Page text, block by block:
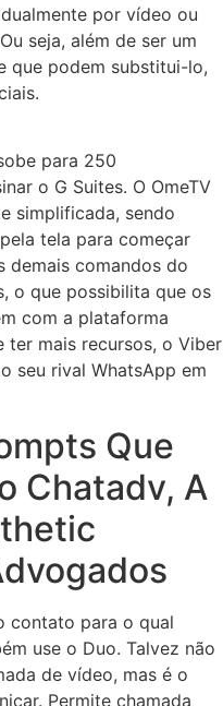
por vídeo ou
seja, além de ser um
que podem substitui-lo,
para 250
o G Suites. O OmeTV
simplificada, sendo
tela para começar
demais comandos do
o que possibilita que os
com a plataforma
ter mais recursos, o Viber
seu rival WhatsApp em
Que
Chatadv, A
contato para o qual
use o Duo. Talvez não
de vídeo, mas é o
Permite chamada